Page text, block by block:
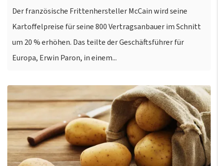
Der französische Frittenhersteller McCain wird seine
Kartoffelpreise für seine 800 Vertragsanbauer im Schnitt
um 20 % erhöhen. Das teilte der Geschäftsführer für
Europa, Erwin Paron, in einem...